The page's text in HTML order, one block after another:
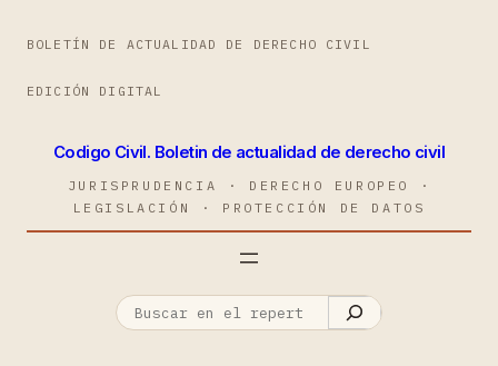
BOLETÍN DE ACTUALIDAD DE DERECHO CIVIL
EDICIÓN DIGITAL
Codigo Civil. Boletin de actualidad de derecho civil
JURISPRUDENCIA · DERECHO EUROPEO ·
LEGISLACIÓN · PROTECCIÓN DE DATOS